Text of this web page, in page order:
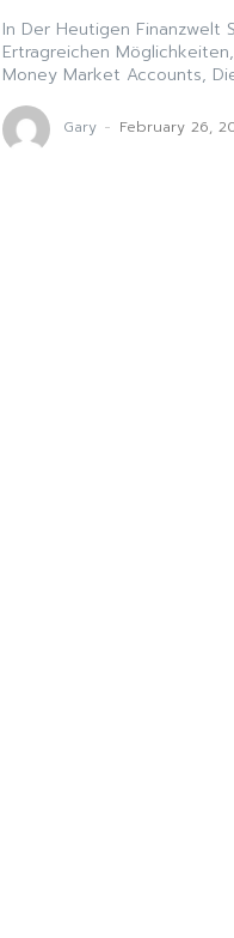
In Der Heutigen Finanzwelt
Ertragreichen
Money Market Accounts,
Gary - February 26,